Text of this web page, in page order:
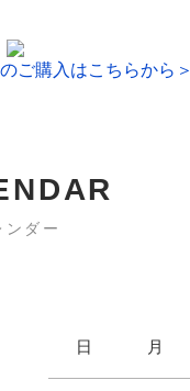
ご購入はこちらから＞
ンダー
日 月